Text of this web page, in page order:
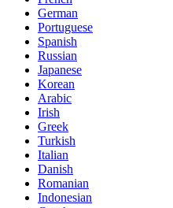
German
Portuguese
Spanish
Russian
Japanese
Korean
Arabic
Irish
Greek
Turkish
Italian
Danish
Romanian
Indonesian